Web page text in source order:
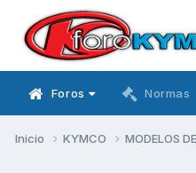
Foros Normas
Inicio KYMCO MODELOS